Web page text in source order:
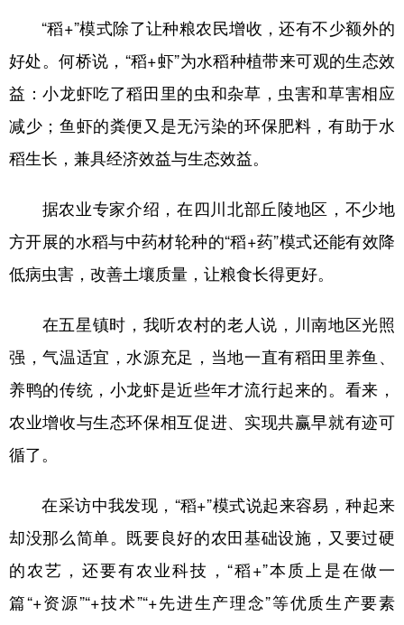
“稻+”模式除了让种粮农民增收，还有不少额外的
好处。何桥说，“稻+虾”为水稻种植带来可观的生态效
益：小龙虾吃了稻田里的虫和杂草，虫害和草害相应
减少；鱼虾的粪便又是无污染的环保肥料，有助于水
稻生长，兼具经济效益与生态效益。
据农业专家介绍，在四川北部丘陵地区，不少地
方开展的水稻与中药材轮种的“稻+药”模式还能有效降
低病虫害，改善土壤质量，让粮食长得更好。
在五星镇时，我听农村的老人说，川南地区光照
强，气温适宜，水源充足，当地一直有稻田里养鱼、
养鸭的传统，小龙虾是近些年才流行起来的。看来，
农业增收与生态环保相互促进、实现共赢早就有迹可
循了。
在采访中我发现，“稻+”模式说起来容易，种起来
却没那么简单。既要良好的农田基础设施，又要过硬
的农艺，还要有农业科技，“稻+”本质上是在做一
篇“+资源”“+技术”“+先进生产理念”等优质生产要素